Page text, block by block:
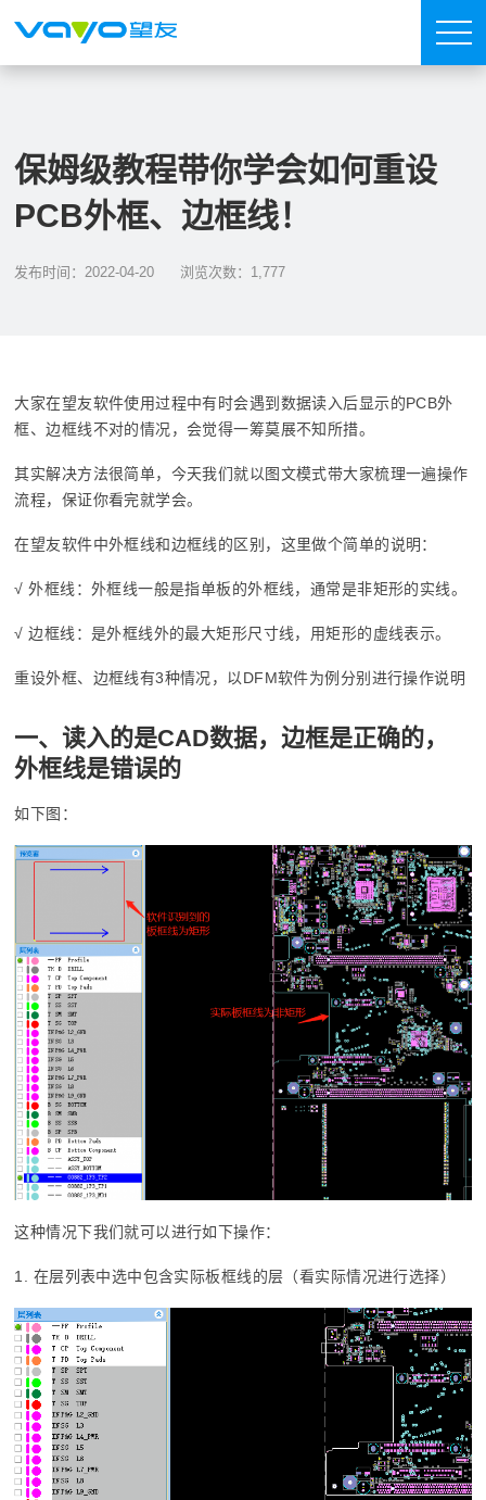
保姆级教程带你学会如何重设
PCB外框、边框线！
发布时间：2022-04-20 浏览次数：1,777
大家在望友软件使用过程中有时会遇到数据读入后显示的PCB外
框、边框线不对的情况，会觉得一筹莫展不知所措。
其实解决方法很简单，今天我们就以图文模式带大家梳理一遍操作
流程，保证你看完就学会。
在望友软件中外框线和边框线的区别，这里做个简单的说明：
√ 外框线：外框线一般是指单板的外框线，通常是非矩形的实线。
√ 边框线：是外框线外的最大矩形尺寸线，用矩形的虚线表示。
重设外框、边框线有3种情况，以DFM软件为例分别进行操作说明
一、读入的是CAD数据，边框是正确的，
外框线是错误的
如下图：
这种情况下我们就可以进行如下操作：
1. 在层列表中选中包含实际板框线的层（看实际情况进行选择）